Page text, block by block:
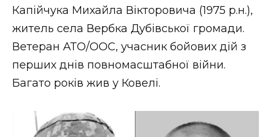
Капійчука Михайла Вікторовича (1975 р.н.),
житель села Вербка Дубівської громади.
Ветеран АТО/ООС, учасник бойових дій з
перших днів повномасштабної війни.
Багато років жив у Ковелі.